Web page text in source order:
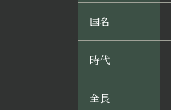
国名
時代
全長